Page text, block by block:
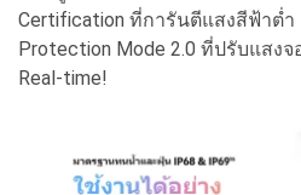
Certification ที่การันตีแสงสีฟ้าต่ำ
Protection Mode 2.0 ที่ปรับแส
Real-time!